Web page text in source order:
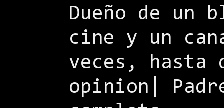
Dueño de un
cine y un
veces, hasta
opinion|